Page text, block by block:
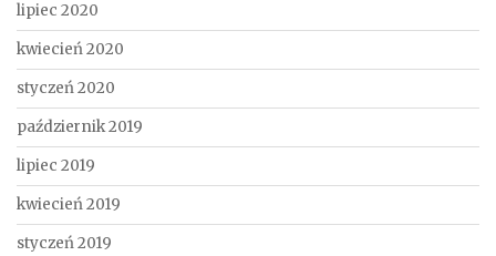
lipiec 2020
kwiecień 2020
styczeń 2020
październik 2019
lipiec 2019
kwiecień 2019
styczeń 2019